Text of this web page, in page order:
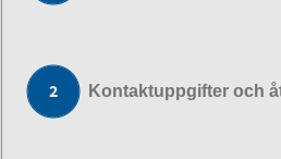
Kontaktuppgifter och